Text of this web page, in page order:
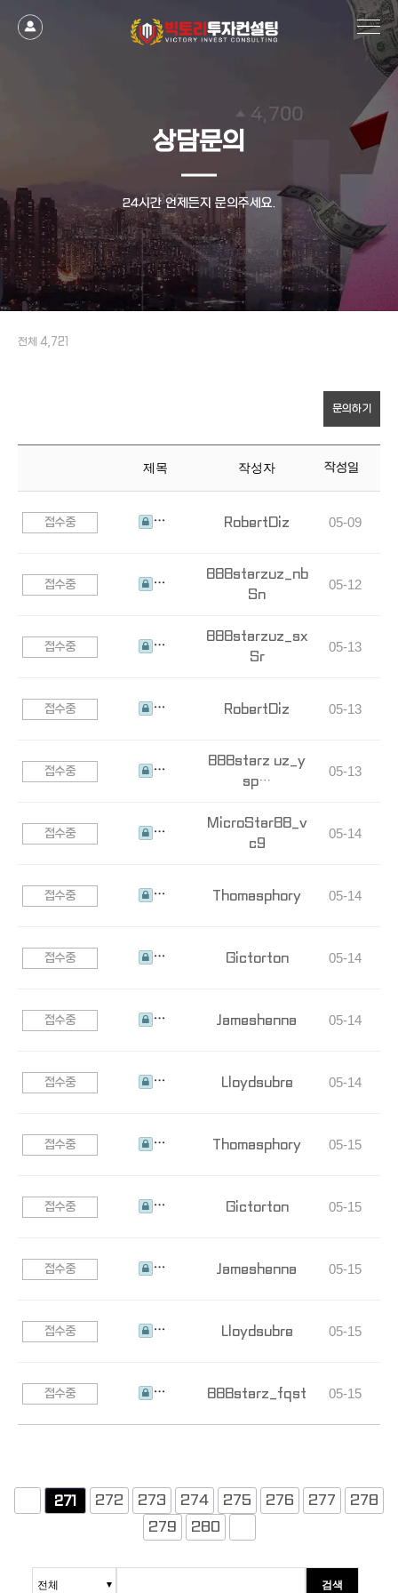
상담문의
24시간 언제든지 문의주세요.
전체 4,721
문의하기
제목 작성자 작성일
접수중 RobertDiz 05-09
접수중
888starzuz_nb
Sn
05-12
접수중
888starzuz_sx
Sr
05-13
접수중 RobertDiz 05-13
접수중
888starz uz_y
sp…
05-13
접수중
MicroStar88_v
c9
05-14
접수중 Thomasphory 05-14
접수중 Gictorton 05-14
접수중 Jameshenna 05-14
접수중 Lloydsubre 05-14
접수중 Thomasphory 05-15
접수중 Gictorton 05-15
접수중 Jameshenna 05-15
접수중 Lloydsubre 05-15
접수중 888starz_fqst 05-15
271 272 273 274 275 276 277
278
279
280
검색